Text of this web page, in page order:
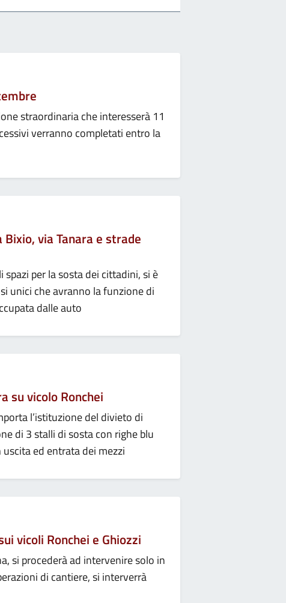
straordinaria che interesserà 11
verranno completati entro la
via Tanara e strade
per la sosta dei cittadini, si è
unici che avranno la funzione di
dalle auto
su vicolo Ronchei
l’istituzione del divieto di
di 3 stalli di sosta con righe blu
ed entrata dei mezzi
vicoli Ronchei e Ghiozzi
si procederà ad intervenire solo in
di cantiere, si interverrà